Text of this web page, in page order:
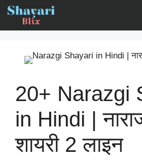
Skip
content
20+ Narazgi
in Hindi |
शायरी 2 लाइन